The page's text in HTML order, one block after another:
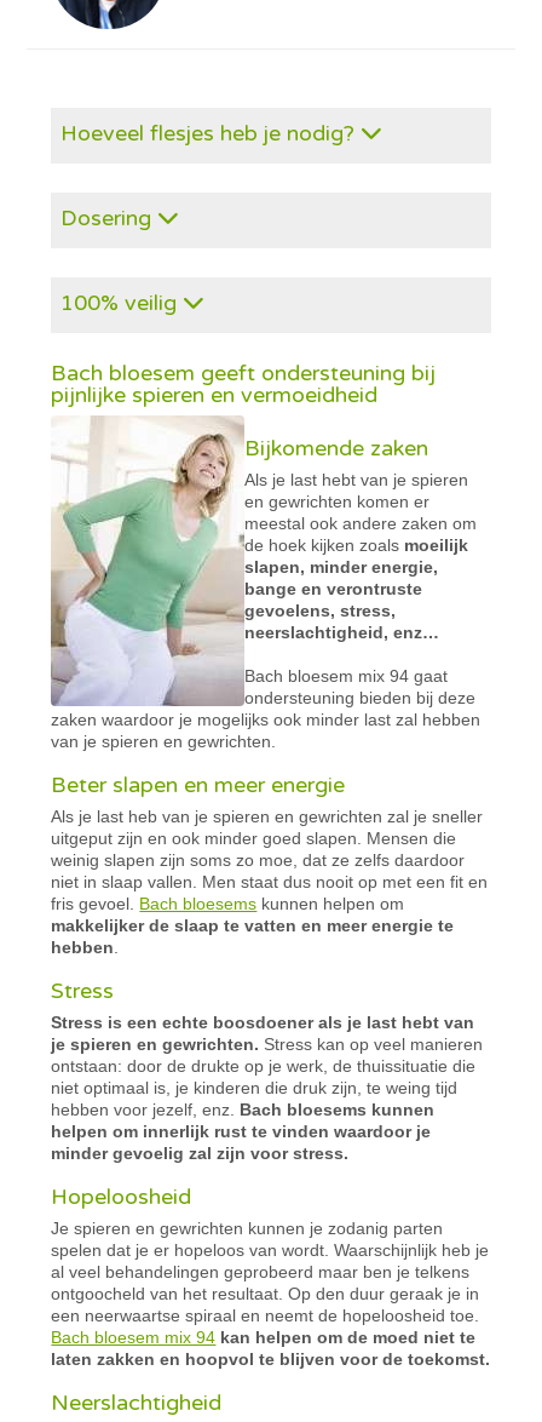
Hoeveel flesjes heb je nodig?
Dosering
100% veilig
Bach bloesem geeft ondersteuning bij
pijnlijke spieren en vermoeidheid
Bijkomende zaken
Als je last hebt van je spieren
en gewrichten komen er
meestal ook andere zaken om
de hoek kijken zoals moeilijk
slapen, minder energie,
bange en verontruste
gevoelens, stress,
neerslachtigheid, enz…
Bach bloesem mix 94 gaat
ondersteuning bieden bij deze
zaken waardoor je mogelijks ook minder last zal hebben
van je spieren en gewrichten.
Beter slapen en meer energie
Als je last heb van je spieren en gewrichten zal je sneller
uitgeput zijn en ook minder goed slapen. Mensen die
weinig slapen zijn soms zo moe, dat ze zelfs daardoor
niet in slaap vallen. Men staat dus nooit op met een fit en
fris gevoel. Bach bloesems kunnen helpen om
makkelijker de slaap te vatten en meer energie te
hebben
Stress
Stress is een echte boosdoener als je last hebt van
je spieren en gewrichten. Stress kan op veel manieren
ontstaan: door de drukte op je werk, de thuissituatie die
niet optimaal is, je kinderen die druk zijn, te weing tijd
hebben voor jezelf, enz. Bach bloesems kunnen
helpen om innerlijk rust te vinden waardoor je
minder gevoelig zal zijn voor stress.
Hopeloosheid
Je spieren en gewrichten kunnen je zodanig parten
spelen dat je er hopeloos van wordt. Waarschijnlijk heb je
al veel behandelingen geprobeerd maar ben je telkens
ontgoocheld van het resultaat. Op den duur geraak je in
een neerwaartse spiraal en neemt de hopeloosheid toe.
Bach bloesem mix 94 kan helpen om de moed niet te
laten zakken en hoopvol te blijven voor de toekomst.
Neerslachtigheid